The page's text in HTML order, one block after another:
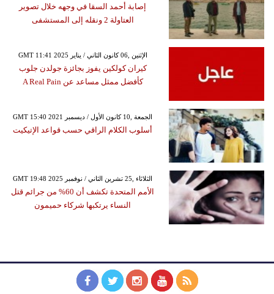
إصابة أحمد السقا في وجهه خلال تصوير
العتاولة 2 ونقله إلى المستشفى
GMT 11:41 2025 الإثنين ,06 كانون الثاني / يناير
كيران كولكين يفوز بجائزة جولدن جلوب
كأفضل ممثل مساعد عن A Real Pain
GMT 15:40 2021 الجمعة ,10 كانون الأول / ديسمبر
أسلوب الكلام الراقي حسب قواعد الإتيكيت
GMT 19:48 2025 الثلاثاء ,25 تشرين الثاني / نوفمبر
الأمم المتحدة تكشف أن 60% من جرائم قتل
النساء يرتكبها شركاء حميمون